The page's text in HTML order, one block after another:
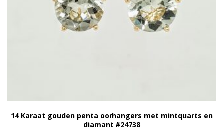
14 Karaat gouden penta oorhangers met mintquarts en
diamant #24738